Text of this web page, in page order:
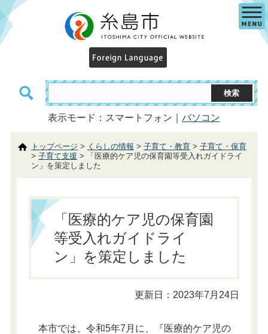
表示モード：スマートフォン｜ パソコン
トップページ > くらしの情報 > 子育て・教育> 子育て・保育
> 子育て支援 > 「医療的ケア児の保育園等受入れガイドライ
ン」を策定しました
「医療的ケア児の保育園
等受入れガイドライ
ン」を策定しました
更新日：2023年7月24日
本市では、令和5年7月に、『医療的ケア児の